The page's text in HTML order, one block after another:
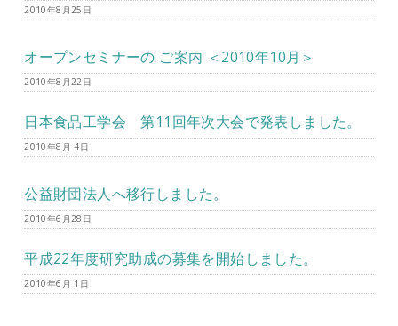
2010年8月25日
オープンセミナーの ご案内 ＜2010年10月＞
2010年8月22日
日本食品工学会 第11回年次大会で発表しました。
2010年8月 4日
公益財団法人へ移行しました。
2010年6月28日
平成22年度研究助成の募集を開始しました。
2010年6月 1日